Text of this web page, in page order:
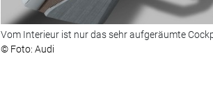
Vom Interieur ist nur das sehr aufgeräumte
© Foto: Audi